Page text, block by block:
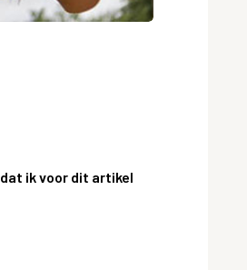
ik voor dit artikel